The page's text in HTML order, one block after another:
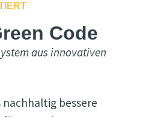
Code
aus innovativen
nachhaltig bessere